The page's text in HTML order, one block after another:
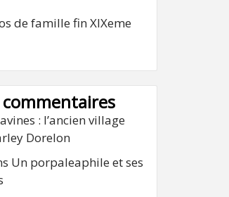
de famille fin XIXeme
: l’ancien village
Dorelon
Un porpaleaphile et ses